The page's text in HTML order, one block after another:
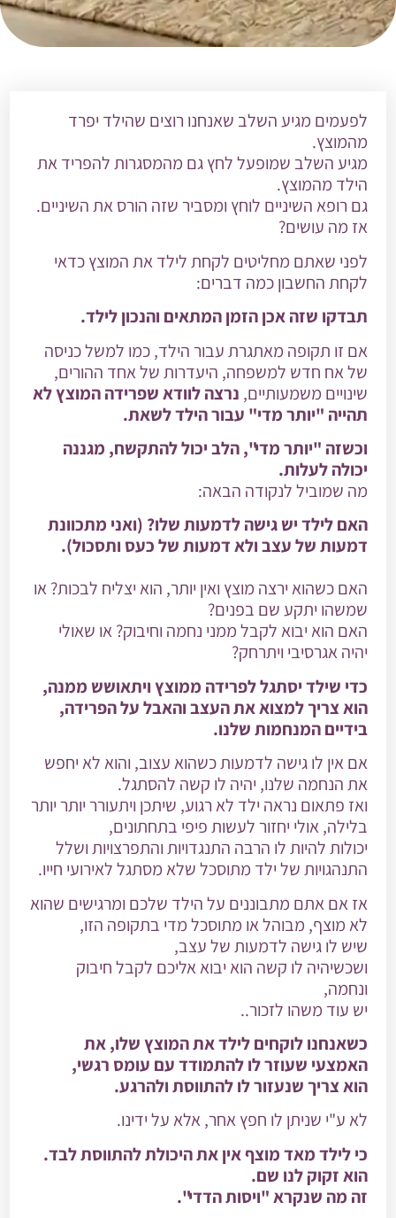
לפעמים מגיע השלב שאנחנו רוצים שהילד יפרד
מהמוצץ.
מגיע השלב שמופעל לחץ גם מהמסגרות להפריד את
הילד מהמוצץ.
גם רופא השיניים לוחץ ומסביר שזה הורס את השיניים.
אז מה עושים?
לפני שאתם מחליטים לקחת לילד את המוצץ כדאי
לקחת החשבון כמה דברים:
תבדקו שזה אכן הזמן המתאים והנכון לילד.
אם זו תקופה מאתגרת עבור הילד, כמו למשל כניסה
של אח חדש למשפחה, היעדרות של אחד ההורים,
שינויים משמעותיים, נרצה לוודא שפרידה המוצץ לא
תהייה "יותר מדי" עבור הילד לשאת.
וכשזה "יותר מדי", הלב יכול להתקשח, מגננה
יכולה לעלות.
מה שמוביל לנקודה הבאה:
האם לילד יש גישה לדמעות שלו? (ואני מתכוונת
דמעות של עצב ולא דמעות של כעס ותסכול).
האם כשהוא ירצה מוצץ ואין יותר, הוא יצליח לבכות? או
שמשהו יתקע שם בפנים?
האם הוא יבוא לקבל ממני נחמה וחיבוק? או שאולי
יהיה אגרסיבי ויתרחק?
כדי שילד יסתגל לפרידה ממוצץ ויתאושש ממנה,
הוא צריך למצוא את העצב והאבל על הפרידה,
בידיים המנחמות שלנו.
אם אין לו גישה לדמעות כשהוא עצוב, והוא לא יחפש
את הנחמה שלנו, יהיה לו קשה להסתגל.
ואז פתאום נראה ילד לא רגוע, שיתכן ויתעורר יותר יותר
בלילה, אולי יחזור לעשות פיפי בתחתונים,
יכולות להיות לו הרבה התנגדויות והתפרצויות ושלל
התנהגויות של ילד מתוסכל שלא מסתגל לאירועי חייו.
אז אם אתם מתבוננים על הילד שלכם ומרגישים שהוא
לא מוצף, מבוהל או מתוסכל מדי בתקופה הזו,
שיש לו גישה לדמעות של עצב,
ושכשיהיה לו קשה הוא יבוא אליכם לקבל חיבוק
ונחמה,
יש עוד משהו לזכור..
כשאנחנו לוקחים לילד את המוצץ שלו, את
האמצעי שעוזר לו להתמודד עם עומס רגשי,
הוא צריך שנעזור לו להתווסת ולהרגע.
לא ע"י שניתן לו חפץ אחר, אלא על ידינו.
כי לילד מאד מוצף אין את היכולת להתווסת לבד.
הוא זקוק לנו שם.
זה מה שנקרא "ויסות הדדי".